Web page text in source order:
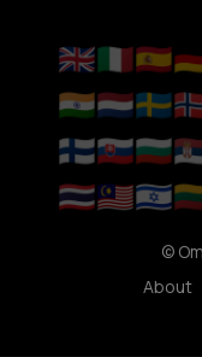
🇬🇧🇮🇹🇪🇸
🇮🇳🇳🇱🇸🇪
🇫🇮🇸🇰🇧🇬
🇹🇭🇲🇾🇮🇱
©
About